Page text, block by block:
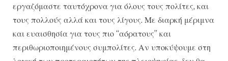
εργαζόμαστε ταυτόχρονα για όλους τους πολίτες, και
τους πολλούς αλλά και τους λίγους. Με διαρκή μέριμνα
και ευαισθησία για τους πιο “αόρατους” και
περιθωριοποιημένους συμπολίτες. Αν υποκύψουμε στη